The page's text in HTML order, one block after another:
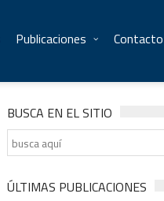
Publicaciones Contacto
BUSCA EN EL SITIO
ÚLTIMAS PUBLICACIONES